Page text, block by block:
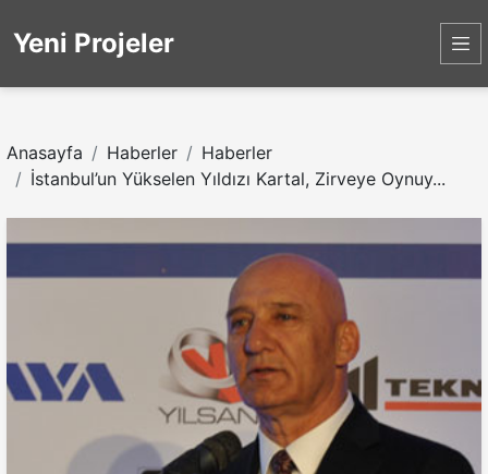
Yeni Projeler
Anasayfa Haberler
Haberler
İstanbul’un Yükselen Yıldızı Kartal, Zirveye Oynuy...